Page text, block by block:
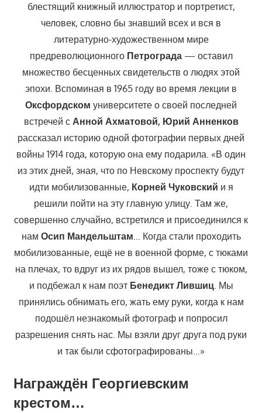
блестящий книжный иллюстратор и портретист,
человек, словно бы знавший всех и вся в
литературно-художественном мире
предреволюционного Петрограда— оставил
множество бесценных свидетельств о людях этой
эпохи. Вспоминая в 1965 году во время лекции в
Оксфордском университете о своей последней
встречей с Анной Ахматовой, Юрий Анненков
рассказал историю одной фотографии первых дней
войны 1914 года, которую она ему подарила. «В один
из этих дней, зная, что по Невскому проспекту будут
идти мобилизованные, Корней Чуковский и я
решили пойти на эту главную улицу. Там же,
совершенно случайно, встретился и присоединился к
нам Осип Мандельштам… Когда стали проходить
мобилизованные, ещё не в военной форме, с тюками
на плечах, то вдруг из их рядов вышел, тоже с тюком,
и подбежал к нам поэт Бенедикт Лившиц. Мы
принялись обнимать его, жать ему руки, когда к нам
подошёл незнакомый фотограф и попросил
разрешения снять нас. Мы взяли друг друга под руки
и так были сфотографированы…»
Награждён Георгиевским
крестом…